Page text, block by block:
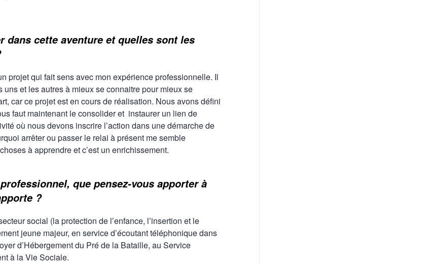
dans cette aventure et quelles sont les
projet qui fait sens avec mon expérience professionnelle. Il
et les autres à mieux se connaitre pour mieux se
car ce projet est en cours de réalisation. Nous avons défini
faut maintenant le consolider et instaurer un lien de
où nous devons inscrire l’action dans une démarche de
arrêter ou passer le relai à présent me semble
à apprendre et c’est un enrichissement.
que pensez-vous apporter à
?
social (la protection de l’enfance, l’insertion et le
jeune majeur, en service d’écoutant téléphonique dans
d’Hébergement du Pré de la Bataille, au Service
à la Vie Sociale.